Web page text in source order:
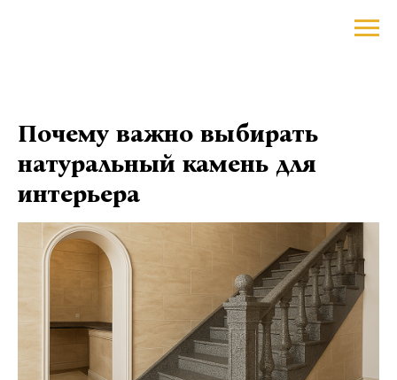
Почему важно выбирать
натуральный камень для
интерьера